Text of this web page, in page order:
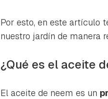
Para poder
Por esto, en este artículo
nuestro jardín de manera
¿Qué es el aceite
El aceite de neem es un